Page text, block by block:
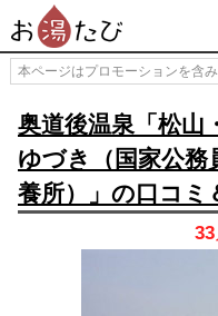
本ページはプロモーションを含
奥道後温泉「松
ゆづき（国家公務
養所）」の口コミ
33